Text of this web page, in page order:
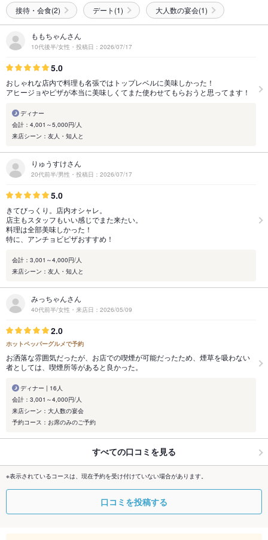
接待・会食(2) デート(1) 大人数の宴会(1)
ももちゃんさん
10代後半/女性・投稿日：2026/07/17
5.0
おしゃれな店内で料理も名張ではトップレベルに美味しかった！
アヒージョやピザが本当に美味しくてまた使わせてもらおうと思ってます！
ディナー
会計：4,001～5,000円/人
来店シーン：友人・知人と
りゅうすけさん
20代前半/男性・投稿日：2026/07/17
5.0
きてびっくり。店内オシャレ。
店主もスタッフもいい感じでまた来たい。
料理は全部美味しかった！
特に、アンチョビピザおすすめ！
会計：3,001～4,000円/人
来店シーン：友人・知人と
みっちゃんさん
40代前半/女性・来店日：2026/05/09
2.0
ホットペッパーグルメで予約
お洒落な雰囲気だったが、お店での喫煙が可能だったため、煙草を吸わない
者としては、喫煙所等があると良かった。
ディナー | 16人
会計：3,001～4,000円/人
来店シーン：大人数の宴会
予約コース：お席のみのご予約
すべての口コミを見る
※表示されているコースは、現在予約を受け付けていない場合があります。
口コミを投稿する